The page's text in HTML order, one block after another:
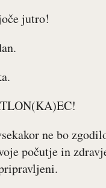
jutro!
ne bo
počutje in